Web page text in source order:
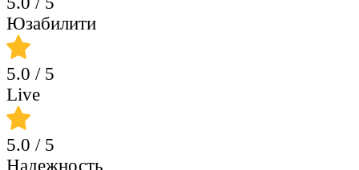
Юзабилити
5.0 / 5
Live
5.0 / 5
Надежность